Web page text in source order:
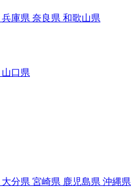
兵庫県 奈良県 和歌山県
山口県
大分県 宮崎県 鹿児島県 沖縄県